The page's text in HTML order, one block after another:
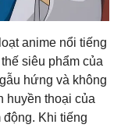
anime nổi tiếng
siêu phẩm của
hứng và không
huyền thoại của
Khi tiếng